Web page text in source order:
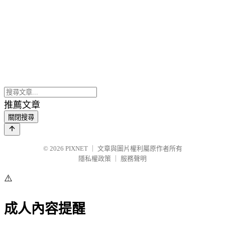
推薦文章
關閉搜尋
© 2026 PIXNET
文章與圖片權利屬原作者所有
隱私權政策
服務聲明
⚠️
成人內容提醒